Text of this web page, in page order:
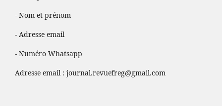
- Nom et prénom
- Adresse email
- Numéro Whatsapp
Adresse email : journal.revuefreg@gmail.com